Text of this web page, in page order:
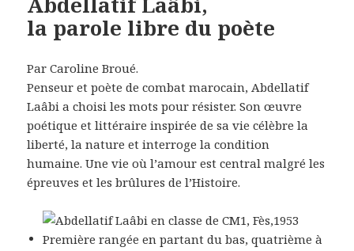
la parole libre du poète
Par Caroline Broué.
Penseur et poète de combat marocain, Abdellatif
Laâbi a choisi les mots pour résister. Son œuvre
poétique et littéraire inspirée de sa vie célèbre la
liberté, la nature et interroge la condition
humaine. Une vie où l’amour est central malgré les
épreuves et les brûlures de l’Histoire.